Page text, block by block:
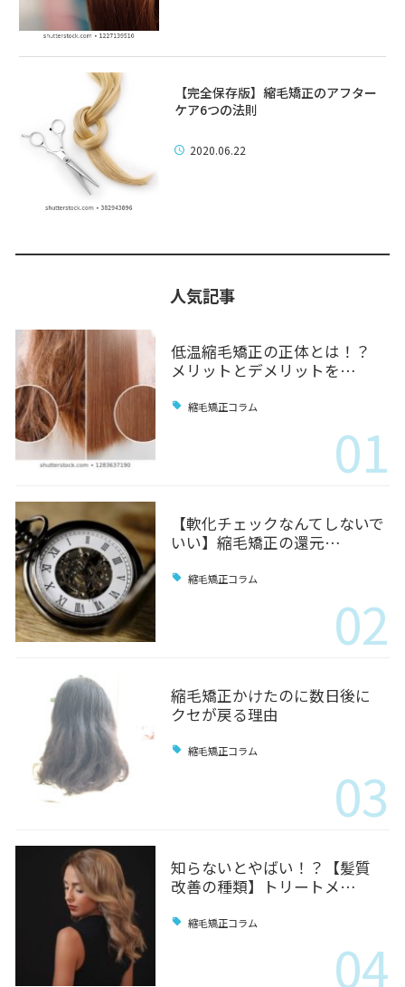
【完全保存版】縮毛矯正のアフター
ケア6つの法則
2020.06.22
人気記事
低温縮毛矯正の正体とは！？
メリットとデメリットを…
縮毛矯正コラム
01
【軟化チェックなんてしないで
いい】縮毛矯正の還元…
縮毛矯正コラム
02
縮毛矯正かけたのに数日後に
クセが戻る理由
縮毛矯正コラム
03
知らないとやばい！？【髪質
改善の種類】トリートメ…
縮毛矯正コラム
04